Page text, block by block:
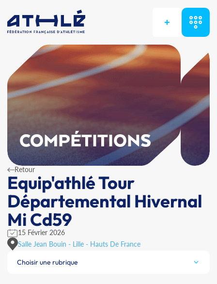
+
COMPÉTITIONS
Retour
Equip'athlé Tour
Départemental Hivernal
Mi Cd59
15 Février 2026
Salle Jean Bouin - Lille - Hauts De France
Choisir une rubrique